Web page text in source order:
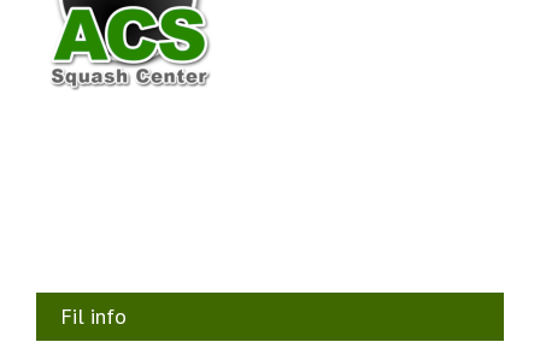
Fil info